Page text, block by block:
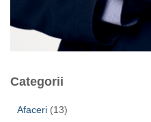
Categorii
Afaceri (13)